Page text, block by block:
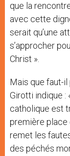
que la
avec cette
serait qu’une
s’approcher
Christ ».
Mais que faut-il
Girotti indique :
catholique est
première place
remet les
des péchés